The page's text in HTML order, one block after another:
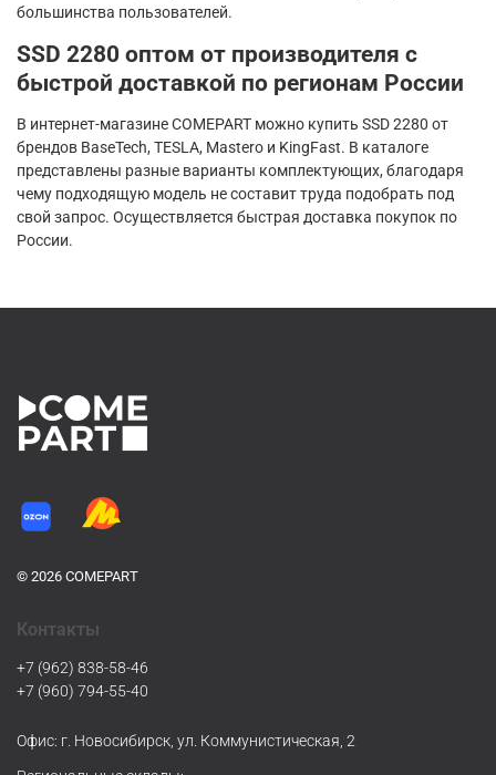
большинства пользователей.
SSD 2280 оптом от производителя с
быстрой доставкой по регионам России
В интернет-магазине COMEPART можно купить SSD 2280 от
брендов BaseTech, TESLA, Mastero и KingFast. В каталоге
представлены разные варианты комплектующих, благодаря
чему подходящую модель не составит труда подобрать под
свой запрос. Осуществляется быстрая доставка покупок по
России.
© 2026 COMEPART
Контакты
+7 (962) 838-58-46
+7 (960) 794-55-40
Офис: г. Новосибирск, ул. Коммунистическая, 2